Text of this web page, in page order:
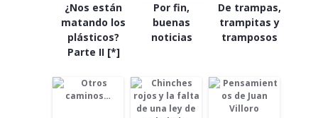
¿Nos están
matando los
plásticos?
Parte II [*]
Por fin,
buenas
noticias
De trampas,
trampitas y
tramposos